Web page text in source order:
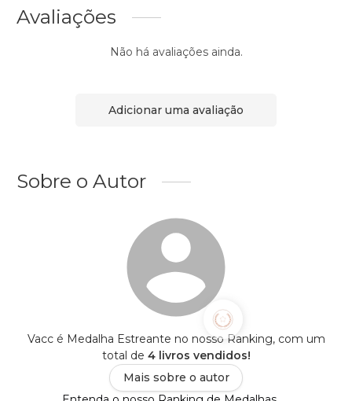
Avaliações
Não há avaliações ainda.
Adicionar uma avaliação
Sobre o Autor
Vacc é Medalha Estreante no nosso Ranking, com um
total de 4 livros vendidos!
Mais sobre o autor